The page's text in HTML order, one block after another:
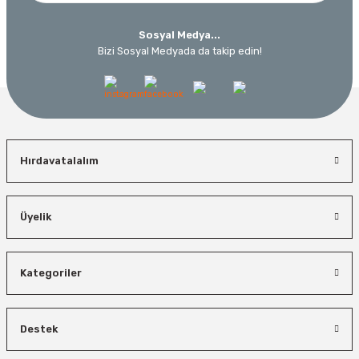
Sosyal Medya...
Bizi Sosyal Medyada da takip edin!
Hırdavatalalım
Üyelik
Kategoriler
Destek